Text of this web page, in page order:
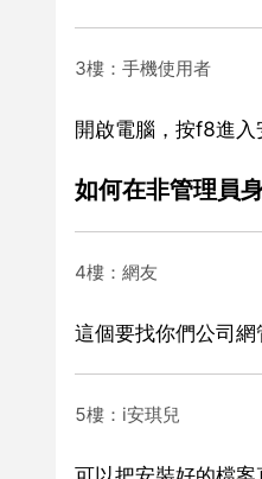
3樓：手機使用者
開啟電腦，按f8進入
如何在非管理員
4樓：網友
這個要找你們公司網
5樓：i安琪兒